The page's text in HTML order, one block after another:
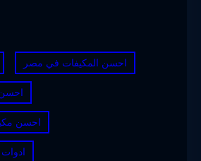
احسن المكيفات في مصر
احسن
احسن
ادوات